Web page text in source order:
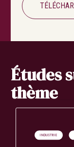
Études
thème
INDUSTRIE